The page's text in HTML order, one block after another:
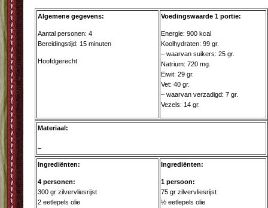
Algemene gegevens:
Aantal personen: 4
Bereidingstijd: 15 minuten
Hoofdgerecht
Voedingswaarde 1 portie:
Energie: 900 kcal
Koolhydraten: 99 gr.
– waarvan suikers: 25 gr.
Natrium: 720 mg.
Eiwit: 29 gr.
Vet: 40 gr.
– waarvan verzadigd: 7 gr.
Vezels: 14 gr.
Materiaal:
–
Ingrediënten:
4 personen:
300 gr zilvervliesrijst
2 eetlepels olie
Ingrediënten:
1 persoon:
75 gr zilvervliesrijst
½ eetlepels olie